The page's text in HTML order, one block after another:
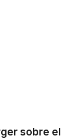
sobre el